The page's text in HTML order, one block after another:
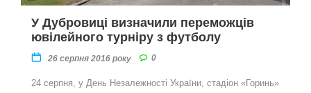
У Дубровиці визначили переможців
ювілейного турніру з футболу
26 серпня 2016 року 0
24 серпня, у День Незалежності України, стадіон «Горинь»